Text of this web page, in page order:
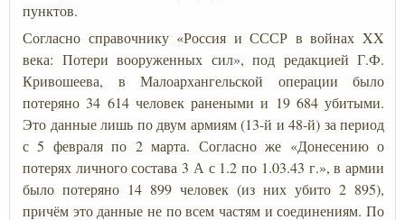
пунктов.
Согласно справочнику «Россия и СССР в войнах XX
века: Потери вооруженных сил», под редакцией Г.Ф.
Кривошеева, в Малоархангельской операции было
потеряно 34 614 человек ранеными и 19 684 убитыми.
Это данные лишь по двум армиям (13-й и 48-й) за период
с 5 февраля по 2 марта. Согласно же «Донесению о
потерях личного состава 3 А с 1.2 по 1.03.43 г.», в армии
было потеряно 14 899 человек (из них убито 2 895),
причём это данные не по всем частям и соединениям. По